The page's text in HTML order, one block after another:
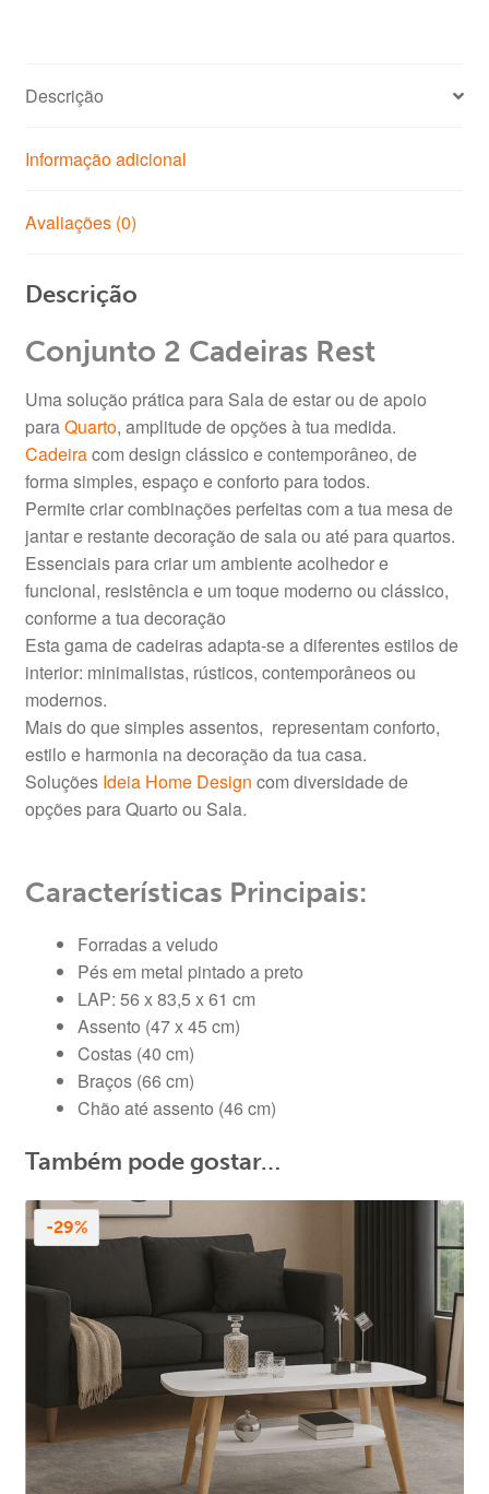
Descrição
Informação adicional
Avaliações (0)
Descrição
Conjunto 2 Cadeiras Rest
Uma solução prática para Sala de estar ou de apoio
paraQuarto, amplitude de opções à tua medida.
Cadeiracom design clássico e contemporâneo, de
forma simples, espaço e conforto para todos.
Permite criar combinações perfeitas com a tua mesa de
jantar e restante decoração de sala ou até para quartos.
Essenciais para criar um ambiente acolhedor e
funcional, resistência e um toque moderno ou clássico,
conforme a tua decoração
Esta gama de cadeiras adapta-se a diferentes estilos de
interior: minimalistas, rústicos, contemporâneos ou
modernos.
Mais do que simples assentos, representam conforto,
estilo e harmonia na decoração da tua casa.
Soluções Ideia Home Design com diversidade de
opções para Quarto ou Sala.
Características Principais:
Forradas a veludo
Pés em metal pintado a preto
LAP: 56 x 83,5 x 61 cm
Assento (47 x 45 cm)
Costas (40 cm)
Braços (66 cm)
Chão até assento (46 cm)
Também pode gostar…
-29%